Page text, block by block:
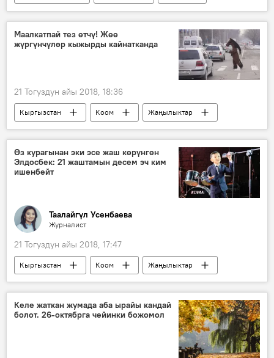
Видео
Жаңылыктар
Австралия
кенгуру
тоту куш
Маалкатпай тез өтчү! Жөө
жүргүнчүлөр кыжырды кайнатканда
21 Тогуздун айы 2018, 18:36
Кыргызстан Коом
Жаңылыктар
Кыжырды кайнаткандар
айдоочу
жөө адам
жол эреже
Өз курагынан эки эсе жаш көрүнгөн
Элдосбек: 21 жаштамын деcем эч ким
ишенбейт
Таалайгүл Усенбаева
Журналист
21 Тогуздун айы 2018, 17:47
Кыргызстан Коом
Жаңылыктар
Москва
оору
маек
видеоблогер
Келе жаткан жумада аба ырайы кандай
болот. 26-октябрга чейинки божомол